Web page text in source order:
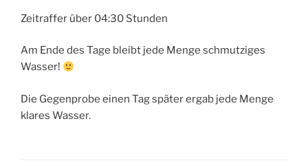
Zeitraffer über 04:30 Stunden
Am Ende des Tage bleibt jede Menge schmutziges
Wasser!
Die Gegenprobe einen Tag später ergab jede Menge
klares Wasser.